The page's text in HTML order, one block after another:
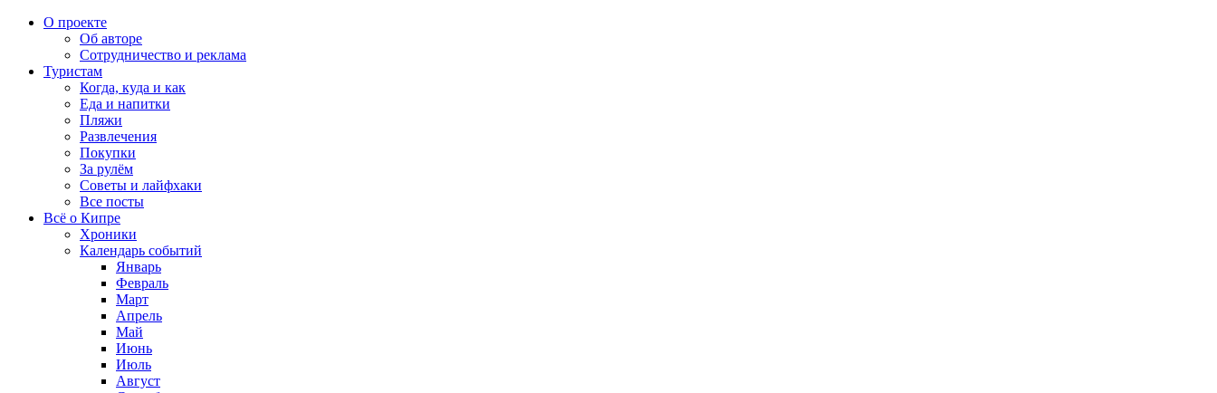
О проекте
Об авторе
Сотрудничество и реклама
Туристам
Когда, куда и как
Еда и напитки
Пляжи
Развлечения
Покупки
За рулём
Советы и лайфхаки
Все посты
Всё о Кипре
Хроники
Календарь событий
Январь
Февраль
Март
Апрель
Май
Июнь
Июль
Август